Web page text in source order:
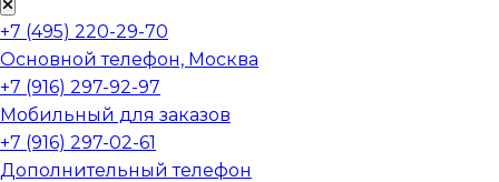
+7 (495) 220-29-70
Основной телефон, Москва
+7 (916) 297-92-97
Мобильный для заказов
+7 (916) 297-02-61
Дополнительный телефон